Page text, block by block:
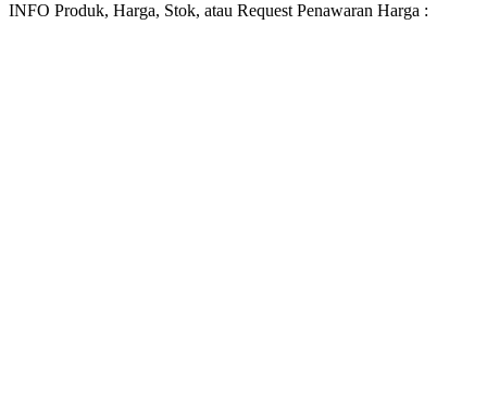
INFO Produk, Harga, Stok, atau Request Penawaran Harga :